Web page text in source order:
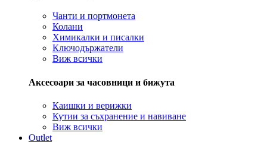
Чанти и портмонета
Колани
Химикалки и писалки
Ключодържатели
Виж всички
Аксесоари за часовници и бижута
Каишки и верижки
Кутии за съхранение и навиване
Виж всички
Outlet